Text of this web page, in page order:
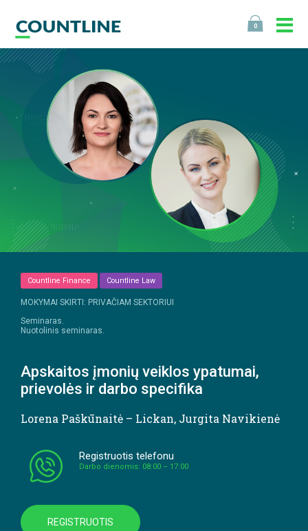
0
Countline Finance Countline Law
MOKYMAI SKIRTI: PRIVAČIAM SEKTORIUI
Seminaras.
Nuotolinis seminaras.
Apskaitos įmonių veiklos ypatumai,
prievolės ir darbo specifika
Lorena Paškūnaitė – Lickan, Jurgita Navikienė
Registruotis telefonu
Darbo dienomis: 08:00 – 17:00
REGISTRUOTIS